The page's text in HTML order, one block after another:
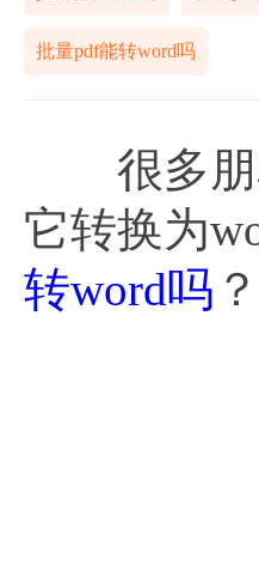
批量pdf能转word吗
很多朋
它转换为
转word吗